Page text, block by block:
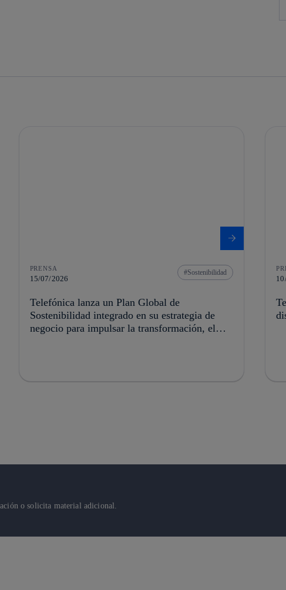
PRENSA
15/07/2026
Sostenibilidad
Telefónica lanza un Plan Global de
Sostenibilidad integrado en su estrategia de
negocio para impulsar la transformación, el
o solicita material adicional.